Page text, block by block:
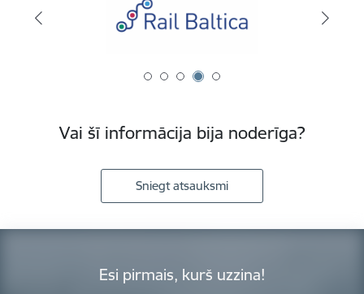
Vai šī informācija bija noderīga?
Sniegt atsauksmi
Esi pirmais, kurš uzzina!